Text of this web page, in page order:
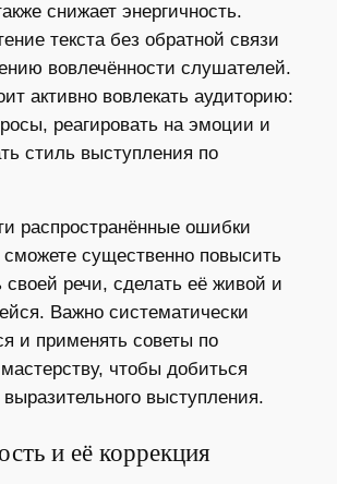
снижает энергичность.
текста без обратной связи
вовлечённости слушателей.
активно вовлекать аудиторию:
реагировать на эмоции и
стиль выступления по
распространённые ошибки
существенно повысить
своей речи, сделать её живой и
Важно систематически
и применять советы по
чтобы добиться
выразительного выступления.
и её коррекция